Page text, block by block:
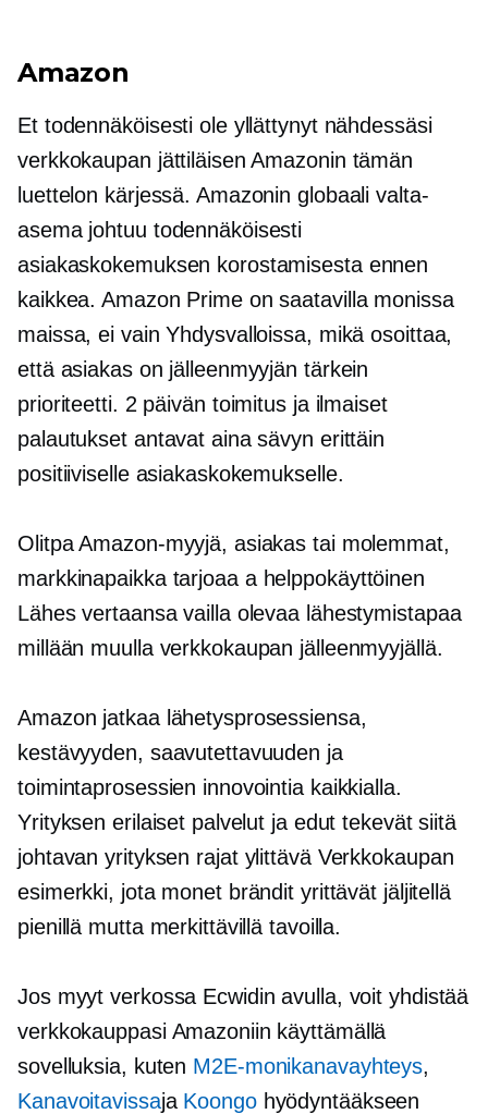
Amazon
Et todennäköisesti ole yllättynyt nähdessäsi
verkkokaupan jättiläisen Amazonin tämän
luettelon kärjessä. Amazonin globaali valta-
asema johtuu todennäköisesti
asiakaskokemuksen korostamisesta ennen
kaikkea. Amazon Prime on saatavilla monissa
maissa, ei vain Yhdysvalloissa, mikä osoittaa,
että asiakas on jälleenmyyjän tärkein
prioriteetti. 2 päivän toimitus ja ilmaiset
palautukset antavat aina sävyn erittäin
positiiviselle asiakaskokemukselle.
Olitpa Amazon-myyjä, asiakas tai molemmat,
markkinapaikka tarjoaa a helppokäyttöinen
Lähes vertaansa vailla olevaa lähestymistapaa
millään muulla verkkokaupan jälleenmyyjällä.
Amazon jatkaa lähetysprosessiensa,
kestävyyden, saavutettavuuden ja
toimintaprosessien innovointia kaikkialla.
Yrityksen erilaiset palvelut ja edut tekevät siitä
johtavan yrityksen rajat ylittäväVerkkokaupan
esimerkki, jota monet brändit yrittävät jäljitellä
pienillä mutta merkittävillä tavoilla.
Jos myyt verkossa Ecwidin avulla, voit yhdistää
verkkokauppasi Amazoniin käyttämällä
sovelluksia, kuten M2E-monikanavayhteys,
Kanavoitavissaja Koongohyödyntääkseen